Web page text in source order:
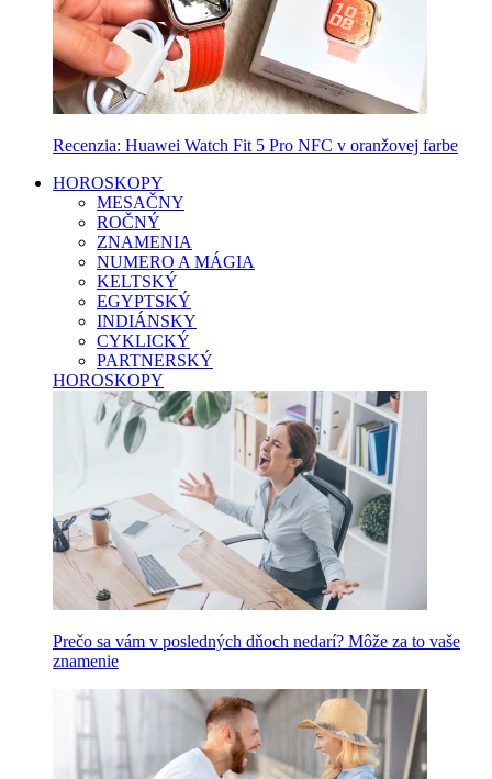
Recenzia: Huawei Watch Fit 5 Pro NFC v oranžovej farbe
HOROSKOPY
MESAČNY
ROČNÝ
ZNAMENIA
NUMERO A MÁGIA
KELTSKÝ
EGYPTSKÝ
INDIÁNSKY
CYKLICKÝ
PARTNERSKÝ
HOROSKOPY
Prečo sa vám v posledných dňoch nedarí? Môže za to vaše
znamenie